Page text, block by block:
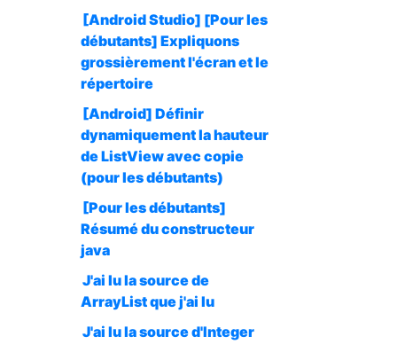
[Android Studio] [Pour les
débutants] Expliquons
grossièrement l'écran et le
répertoire
[Android] Définir
dynamiquement la hauteur
de ListView avec copie
(pour les débutants)
[Pour les débutants]
Résumé du constructeur
java
J'ai lu la source de
ArrayList que j'ai lu
J'ai lu la source d'Integer